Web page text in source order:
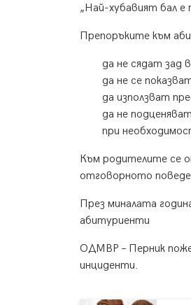
„Най-хубавият бал е
Препоръките към
да не сядат зад
да не се
да използват
да не
при
Към родителите се
отговорното
През миналата
абитуриенти
ОДМВР – Перник
инциденти.